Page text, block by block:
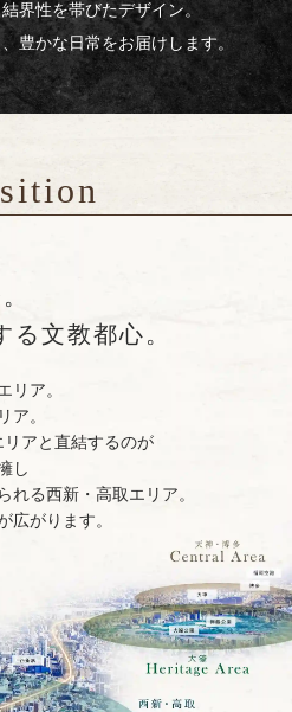
界性を帯びたデザイン。
豊かな日常をお届けします。
る文教都心。
リア。
ア。
アと直結するのが
し
れる西新・高取エリア。
広がります。